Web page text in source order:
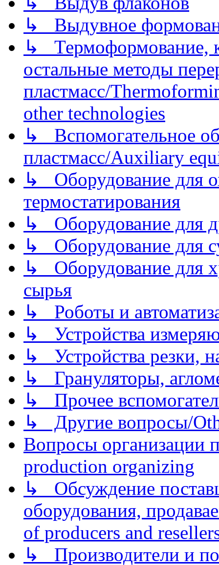
↳ Выдувное
↳ Термоформование,
остальные методы
пластмасс/
other technologies
↳ Вспомогательное
пластмасс/Auxiliary
↳ Оборудование для
термостатирования
↳ Оборудование для
↳ Оборудование для
↳ Оборудование для
сырья
↳ Роботы и
↳ Устройства
↳ Устройства резки,
↳ Грануляторы,
↳ Прочее
↳ Другие вопросы/
Вопросы организации
production organizing
↳ Обсуждение
оборудования,
of producers and
↳ Производители и